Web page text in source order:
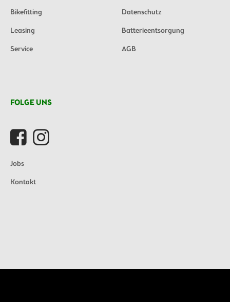
Bikefitting
Leasing
Service
Datenschutz
Batterieentsorgung
AGB
FOLGE UNS
Jobs
Kontakt